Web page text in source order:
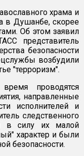
храма и
в Душанбе, скорее
Об этом заявил
представитель
безопасности
возбудили
"терроризм".
проводятся
направленные
исполнителей и
следственного
в силу их малой
характер и были
безопасности.